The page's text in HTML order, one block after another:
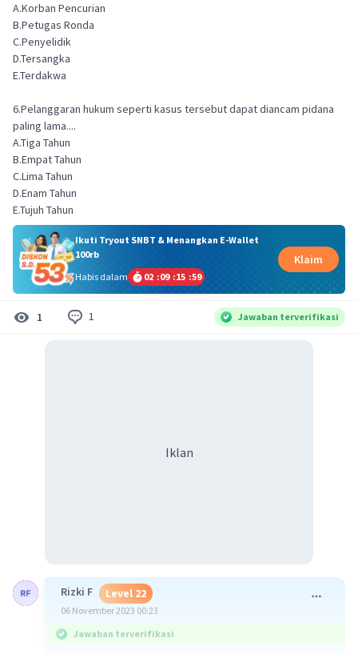
A.Korban Pencurian
B.Petugas Ronda
C.Penyelidik
D.Tersangka
E.Terdakwa
6.Pelanggaran hukum seperti kasus tersebut dapat diancam pidana
paling lama....
A.Tiga Tahun
B.Empat Tahun
C.Lima Tahun
D.Enam Tahun
E.Tujuh Tahun
Ikuti Tryout SNBT & Menangkan E-Wallet
100rb
Habis dalam
02 :09 :15 :59
Klaim
1 1 Jawaban terverifikasi
Iklan
Rizki F Level 22
06 November 2023 00:23
Jawaban terverifikasi